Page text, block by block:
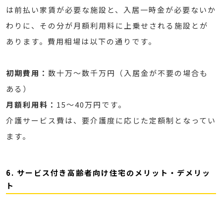
は前払い家賃が必要な施設と、入居一時金が必要ないか
わりに、その分が月額利用料に上乗せされる施設とが
あります。費用相場は以下の通りです。
初期費用： 数十万～数千万円（入居金が不要の場合も
ある）
月額利用料： 15〜40万円です。
介護サービス費は、要介護度に応じた定額制となってい
ます。
6. サービス付き高齢者向け住宅のメリット・デメリッ
ト